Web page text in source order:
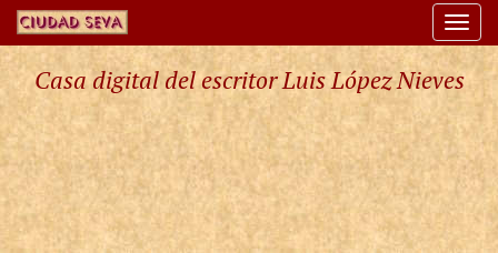
Casa digital del escritor Luis López Nieves